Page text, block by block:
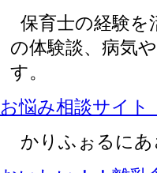
保育士の経験を
の体験談、病気
す。
お悩み相談サイ
かりふぉるに